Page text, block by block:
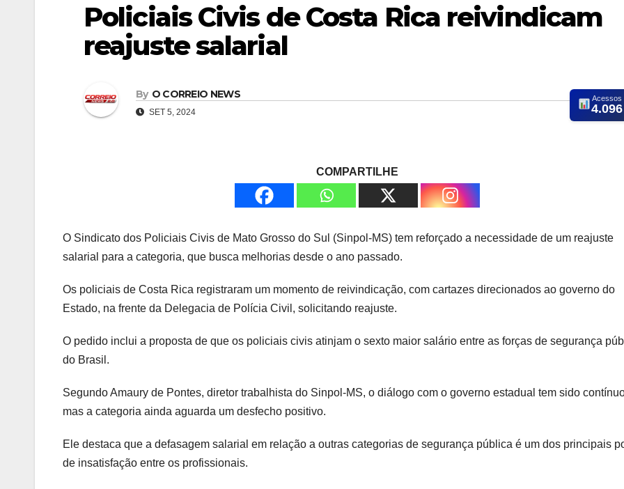
Policiais Civis de Costa Rica reivindicam
reajuste salarial
By O CORREIO NEWS
SET 5, 2024
Acessos
4.096
COMPARTILHE
O Sindicato dos Policiais Civis de Mato Grosso do Sul (Sinpol-MS) tem reforçado a necessidade de um reajuste
salarial para a categoria, que busca melhorias desde o ano passado.
Os policiais de Costa Rica registraram um momento de reivindicação, com cartazes direcionados ao governo do
Estado, na frente da Delegacia de Polícia Civil, solicitando reajuste.
O pedido inclui a proposta de que os policiais civis atinjam o sexto maior salário entre as forças de segurança
do Brasil.
Segundo Amaury de Pontes, diretor trabalhista do Sinpol-MS, o diálogo com o governo estadual tem sido
mas a categoria ainda aguarda um desfecho positivo.
Ele destaca que a defasagem salarial em relação a outras categorias de segurança pública é um dos principais
de insatisfação entre os profissionais.